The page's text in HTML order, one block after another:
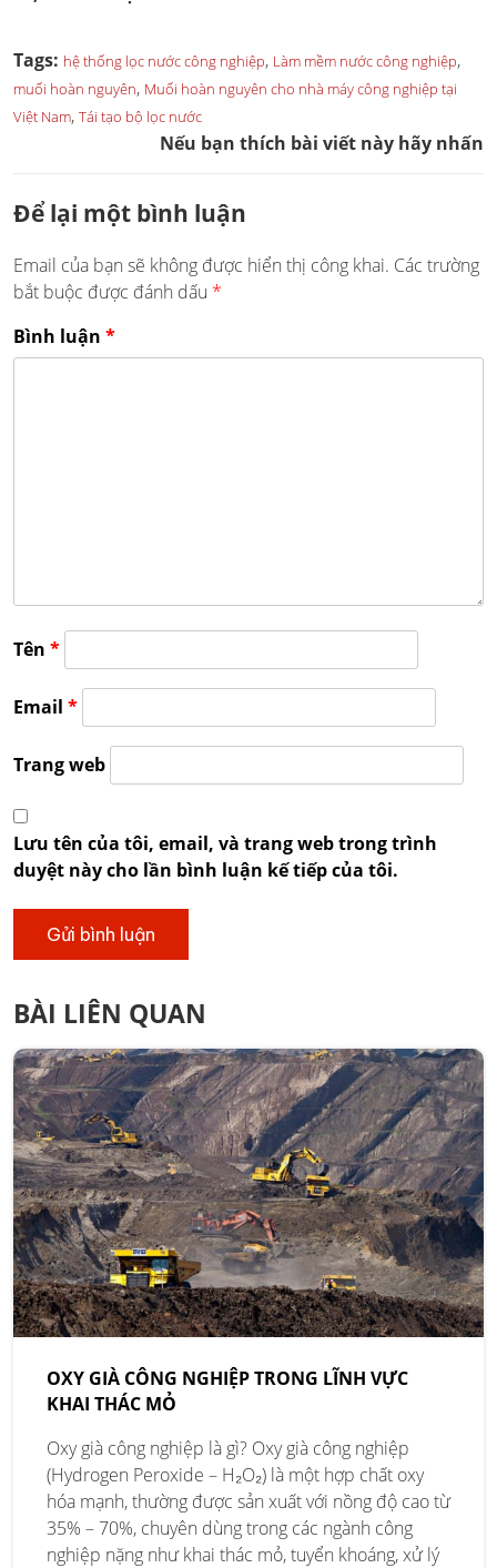
Tags: hệ thống lọc nước công nghiệp, Làm mềm nước công nghiệp,
muối hoàn nguyên, Muối hoàn nguyên cho nhà máy công nghiệp tại
Việt Nam, Tái tạo bộ lọc nước
Nếu bạn thích bài viết này hãy nhấn
Để lại một bình luận
Email của bạn sẽ không được hiển thị công khai. Các trường
bắt buộc được đánh dấu *
Bình luận *
Tên *
Email *
Trang web
Lưu tên của tôi, email, và trang web trong trình
duyệt này cho lần bình luận kế tiếp của tôi.
BÀI LIÊN QUAN
OXY GIÀ CÔNG NGHIỆP TRONG LĨNH VỰC
KHAI THÁC MỎ
Oxy già công nghiệp là gì? Oxy già công nghiệp
(Hydrogen Peroxide – H₂O₂) là một hợp chất oxy
hóa mạnh, thường được sản xuất với nồng độ cao từ
35% – 70%, chuyên dùng trong các ngành công
nghiệp nặng như khai thác mỏ, tuyển khoáng, xử lý